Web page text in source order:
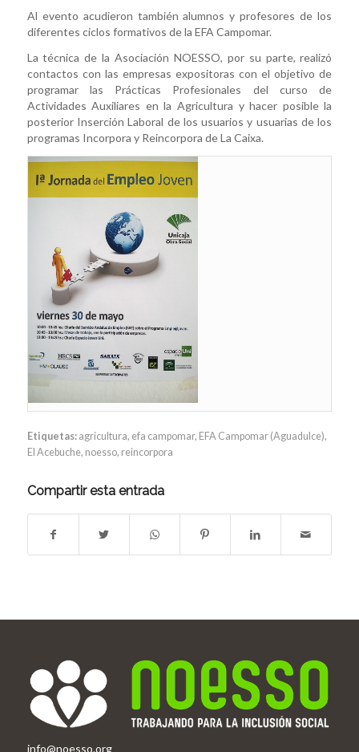
Al evento acudieron también alumnos y profesores de los
diferentes ciclos formativos de la EFA Campomar.
La técnica de la Asociación NOESSO, por su parte, realizó
contactos con las empresas expositoras con el objetivo de
programar las Prácticas Profesionales del curso de
Actividades Auxiliares en la Agricultura y hacer posible la
posterior Inserción Laboral de los usuarios y usuarias de los
programas Incorpora y Reincorpora de La Caixa.
Etiquetas: agricultura, efa campomar, EFA Campomar (Aguadulce),
El Acebuche, noesso, reincorpora
Compartir esta entrada
info@noesso.org